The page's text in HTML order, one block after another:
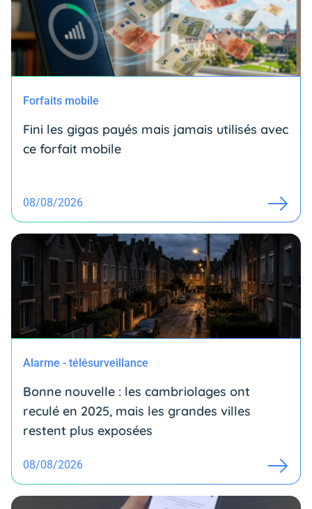
Forfaits mobile
Fini les gigas payés mais jamais utilisés avec
ce forfait mobile
08/08/2026
Alarme - télésurveillance
Bonne nouvelle : les cambriolages ont
reculé en 2025, mais les grandes villes
restent plus exposées
08/08/2026